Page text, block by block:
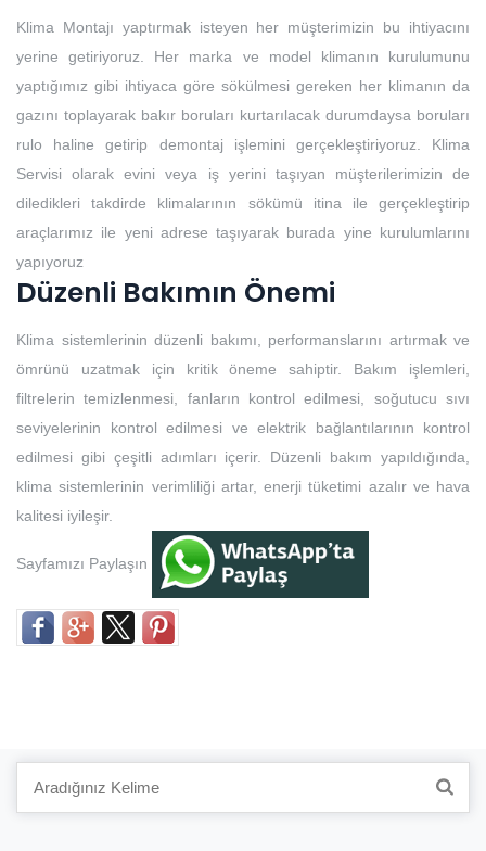
Klima Montajı yaptırmak isteyen her müşterimizin bu ihtiyacını
yerine getiriyoruz. Her marka ve model klimanın kurulumunu
yaptığımız gibi ihtiyaca göre sökülmesi gereken her klimanın da
gazını toplayarak bakır boruları kurtarılacak durumdaysa boruları
rulo haline getirip demontaj işlemini gerçekleştiriyoruz. Klima
Servisi olarak evini veya iş yerini taşıyan müşterilerimizin de
diledikleri takdirde klimalarının sökümü itina ile gerçekleştirip
araçlarımız ile yeni adrese taşıyarak burada yine kurulumlarını
yapıyoruz
Düzenli Bakımın Önemi
Klima sistemlerinin düzenli bakımı, performanslarını artırmak ve
ömrünü uzatmak için kritik öneme sahiptir. Bakım işlemleri,
filtrelerin temizlenmesi, fanların kontrol edilmesi, soğutucu sıvı
seviyelerinin kontrol edilmesi ve elektrik bağlantılarının kontrol
edilmesi gibi çeşitli adımları içerir. Düzenli bakım yapıldığında,
klima sistemlerinin verimliliği artar, enerji tüketimi azalır ve hava
kalitesi iyileşir.
Sayfamızı Paylaşın